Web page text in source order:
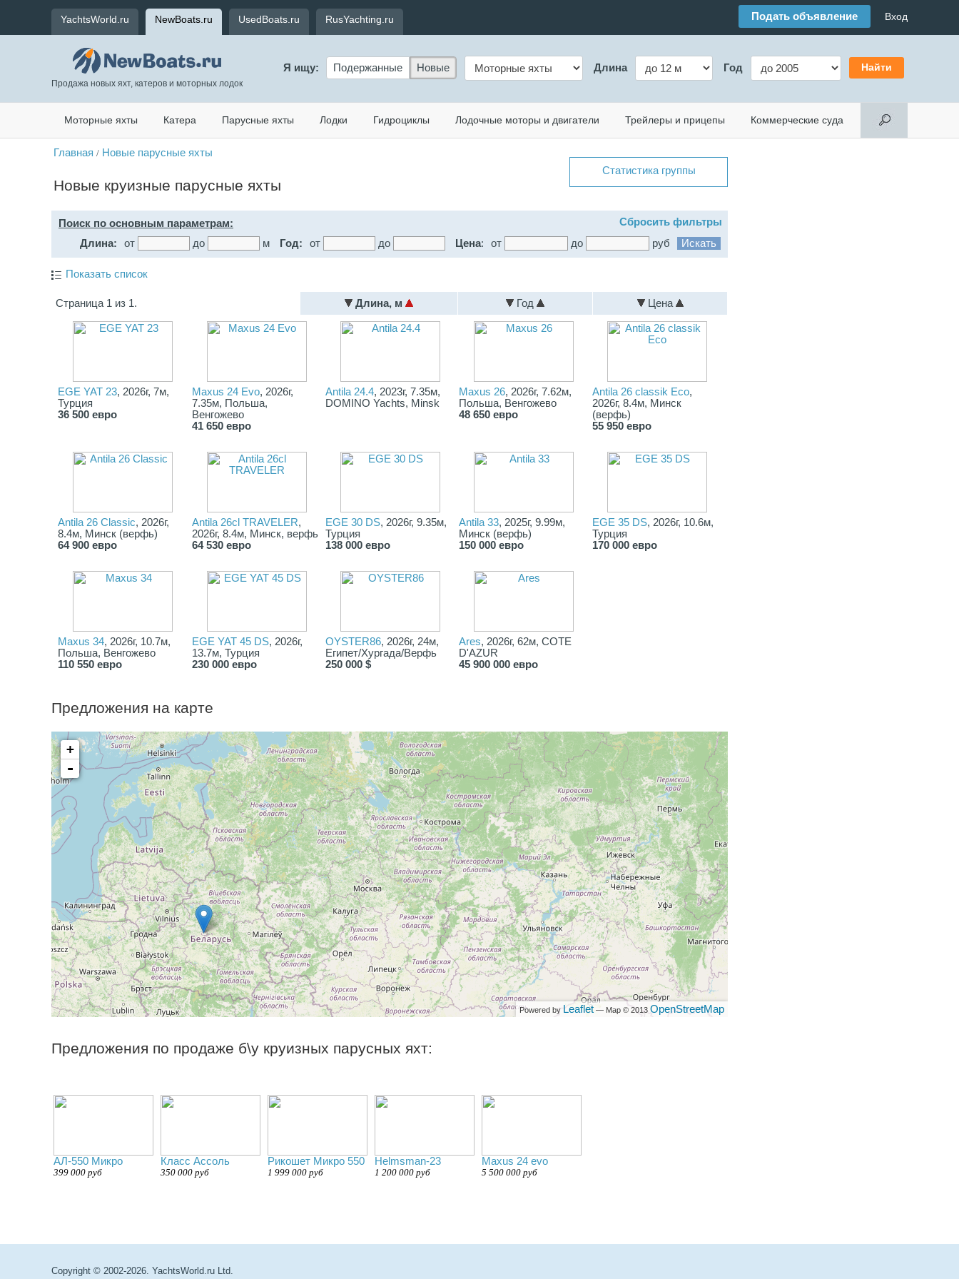
YachtsWorld.ru NewBoats.ru UsedBoats.ru RusYachting.ru Подать объявление Вход
Продажа новых яхт, катеров и моторных лодок
Я ищу: Подержанные Новые Длина Год
Моторные яхты Катера Парусные яхты Лодки Гидроциклы Лодочные моторы и двигатели Трейлеры и прицепы Коммерческие суда
Главная / Новые парусные яхты
Новые круизные парусные яхты
Статистика группы
Поиск по основным параметрам:
Длина:
от до м Год: от до Цена: от до руб
Сбросить фильтры
Показать список
Страница 1 из 1. Длина, м Год Цена
EGE YAT 23, 2026г, 7м,
Турция
36 500 евро
Maxus 24 Evo, 2026г,
7.35м, Польша,
Венгожево
41 650 евро
Antila 24.4, 2023г, 7.35м,
DOMINO Yachts, Minsk
Maxus 26, 2026г, 7.62м,
Польша, Венгожево
48 650 евро
Antila 26 classik Eco,
2026г, 8.4м, Минск
(верфь)
55 950 евро
Antila 26 Classic, 2026г,
8.4м, Минск (верфь)
64 900 евро
Antila 26cl TRAVELER,
2026г, 8.4м, Минск, верфь
64 530 евро
EGE 30 DS, 2026г, 9.35м,
Турция
138 000 евро
Antila 33, 2025г, 9.99м,
Минск (верфь)
150 000 евро
EGE 35 DS, 2026г, 10.6м,
Турция
170 000 евро
Maxus 34, 2026г, 10.7м,
Польша, Венгожево
110 550 евро
EGE YAT 45 DS, 2026г,
13.7м, Турция
230 000 евро
OYSTER86, 2026г, 24м,
Египет/Хургада/Верфь
250 000 $
Ares, 2026г, 62м, COTE
D'AZUR
45 900 000 евро
Предложения на карте
+
-
Powered by Leaflet — Map © 2013 OpenStreetMap
Предложения по продаже б\у круизных парусных яхт:
АЛ-550 Микро
399 000 руб
Класс Ассоль
350 000 руб
Рикошет Микро 550
1 999 000 руб
Helmsman-23
1 200 000 руб
Maxus 24 evo
5 500 000 руб
Copyright © 2002-2026. YachtsWorld.ru Ltd.